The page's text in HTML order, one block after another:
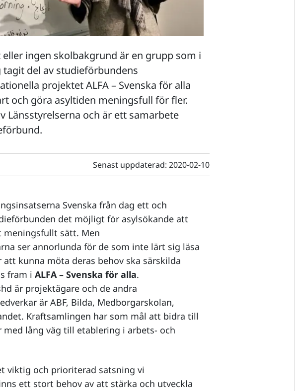
ingen skolbakgrund är en grupp som i
del av studieförbundens
projektet ALFA – Svenska för alla
och göra asyltiden meningsfull för fler.
Länsstyrelserna och är ett samarbete
Senast uppdaterad: 2020-02-10
Svenska från dag ett och
det möjligt för asylsökande att
meningsfullt sätt. Men
ser annorlunda för de som inte lärt sig läsa
att kunna möta deras behov ska särskilda
fram i ALFA – Svenska för alla.
är projektägare och de andra
är ABF, Bilda, Medborgarskolan,
Kraftsamlingen har som mål att bidra till
lång väg till etablering i arbets- och
viktig och prioriterad satsning vi
ett stort behov av att stärka och utveckla